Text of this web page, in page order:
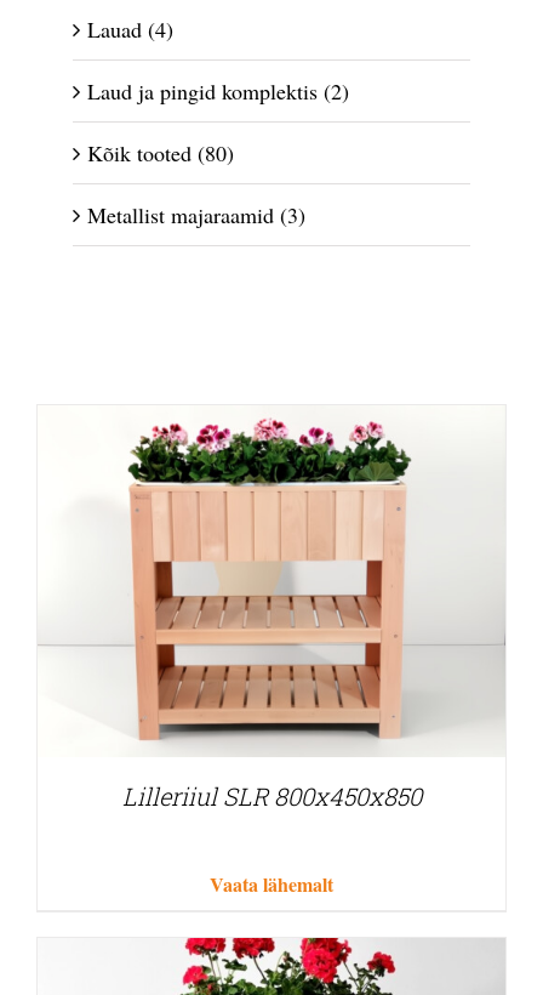
Lilleriiul SLR 800x450x850
Vaata lähemalt
Lauad (4)
Laud ja pingid komplektis (2)
Kõik tooted (80)
Metallist majaraamid (3)